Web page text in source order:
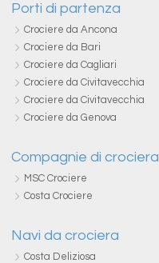
Porti di partenza
Crociere da Ancona
Crociere da Bari
Crociere da Cagliari
Crociere da Civitavecchia
Crociere da Civitavecchia
Crociere da Genova
Compagnie di crociera
MSC Crociere
Costa Crociere
Navi da crociera
Costa Deliziosa